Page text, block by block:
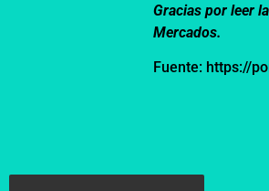
Gracias por leer
Mercados.
Fuente: https://